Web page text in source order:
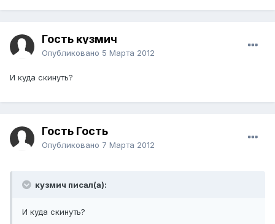
Гость кузмич
Опубликовано 5 Марта 2012
И куда скинуть?
Гость Гость
Опубликовано 7 Марта 2012
кузмич писал(а):
И куда скинуть?